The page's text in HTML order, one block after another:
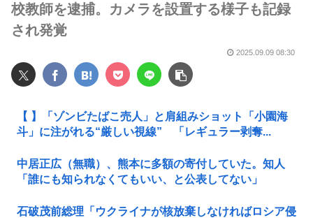
校教師を逮捕。カメラを設置する様子も記録
され発覚
2025.09.09 08:30
【 】「ゾンビたばこ売人」と肩組みショット「小園海
斗」に注がれる“厳しい視線” 「レギュラー剥奪...
中居正広（無職）、熊本に多額の寄付していた。知人
「誰にも知られなくてもいい、と公表してない」
石破茂前総理「ウクライナが核放棄しなければロシア侵